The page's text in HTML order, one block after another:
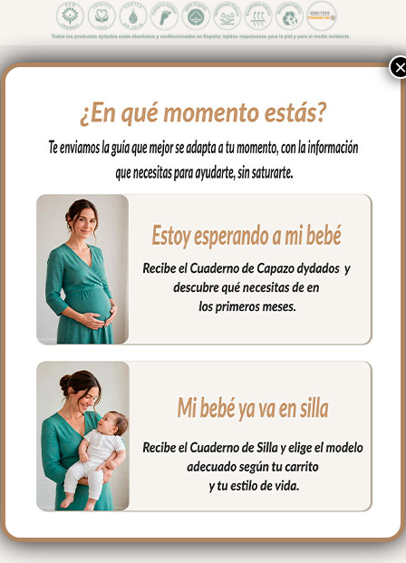
para organizar las cositas del bebé.
Muy fácil de limpiar con paño húmedo y
cuando necesites puedes lavar en
lavadora siempre agua fría jabones no
abrasivos y secado al natural.
Cierre con cordón.
Medidas Bolsa Grande: 37x31cms
Medidas Bolsa Pequeña: 29x23cms
PRODUCTOS
RELACIONADOS
×